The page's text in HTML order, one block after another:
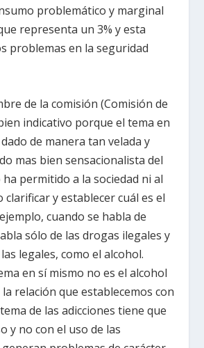
problemático y marginal
representa un 3% y esta
problemas en la seguridad
de la comisión (Comisión de
indicativo porque el tema en
de manera tan velada y
mas bien sensacionalista del
permitido a la sociedad ni al
clarificar y establecer cuál es el
cuando se habla de
sólo de las drogas ilegales y
legales, como el alcohol.
en sí mismo no es el alcohol
relación que establecemos con
de las adicciones tiene que
y no con el uso de las